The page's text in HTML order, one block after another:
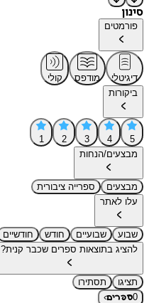
סינון
פורמטים
דיגיטלי מודפס
קולי
ביקורות
5
4
3
2
1
מבצעים/הנחות
מבצעים
ספרייה ציבורית
עלו לאתר
שבוע שבועיים חודש
חודשיים
להציג בתוצאות ספרים שכבר קנית?
תציגו
תסתירו
0ספרים›